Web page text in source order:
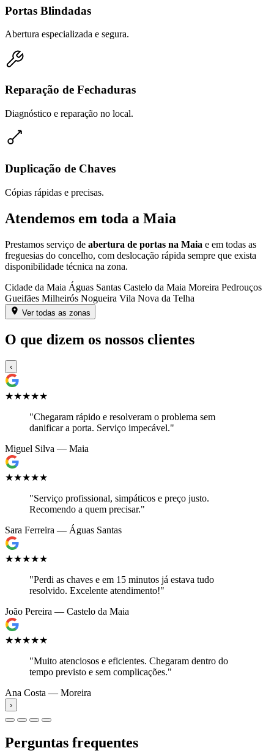
Portas Blindadas
Abertura especializada e segura.
Reparação de Fechaduras
Diagnóstico e reparação no local.
Duplicação de Chaves
Cópias rápidas e precisas.
Atendemos em toda a Maia
Prestamos serviço de abertura de portas na Maia e em todas as
freguesias do concelho, com deslocação rápida sempre que exista
disponibilidade técnica na zona.
Cidade da Maia Águas Santas Castelo da Maia Moreira Pedrouços
Gueifães Milheirós Nogueira Vila Nova da Telha
Ver todas as zonas
O que dizem os nossos clientes
‹
★★★★★
"Chegaram rápido e resolveram o problema sem
danificar a porta. Serviço impecável."
Miguel Silva — Maia
★★★★★
"Serviço profissional, simpáticos e preço justo.
Recomendo a quem precisar."
Sara Ferreira — Águas Santas
★★★★★
"Perdi as chaves e em 15 minutos já estava tudo
resolvido. Excelente atendimento!"
João Pereira — Castelo da Maia
★★★★★
"Muito atenciosos e eficientes. Chegaram dentro do
tempo previsto e sem complicações."
Ana Costa — Moreira
›
Perguntas frequentes